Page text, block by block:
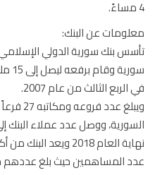
عن البنك:
سورية وقام
الثالث من عام 2007.
ويبلغ عدد
نهاية العام 2018 ويعد